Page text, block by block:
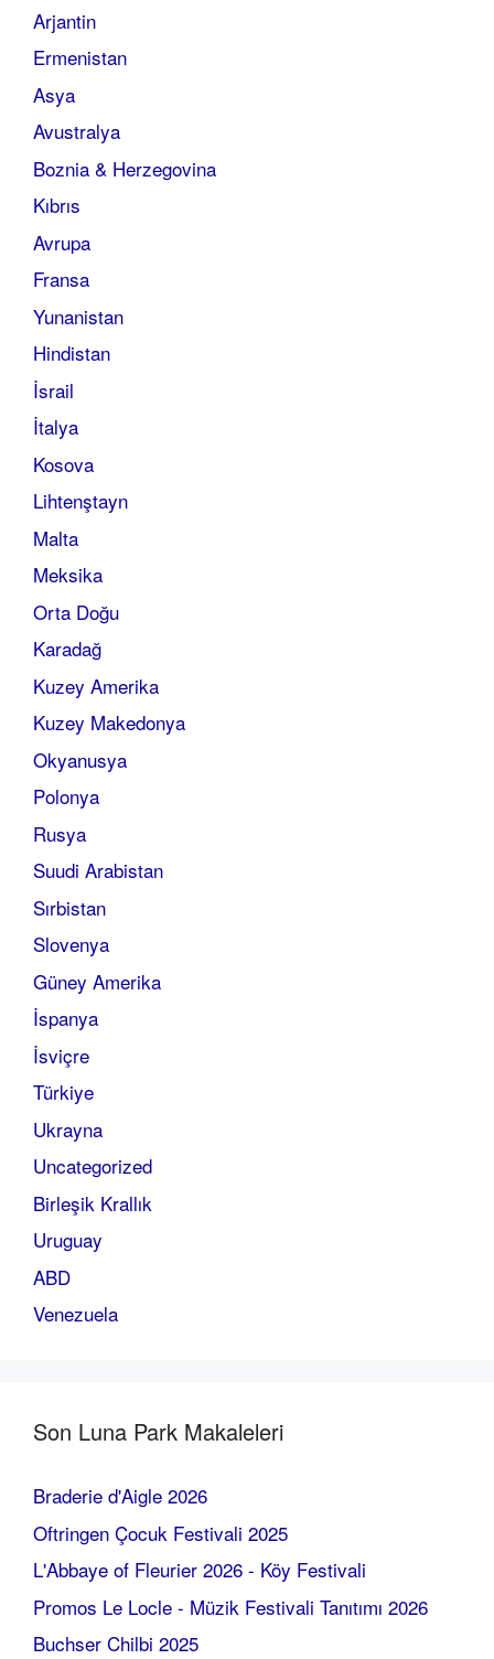
Arjantin
Ermenistan
Asya
Avustralya
Boznia & Herzegovina
Kıbrıs
Avrupa
Fransa
Yunanistan
Hindistan
İsrail
İtalya
Kosova
Lihtenştayn
Malta
Meksika
Orta Doğu
Karadağ
Kuzey Amerika
Kuzey Makedonya
Okyanusya
Polonya
Rusya
Suudi Arabistan
Sırbistan
Slovenya
Güney Amerika
İspanya
İsviçre
Türkiye
Ukrayna
Uncategorized
Birleşik Krallık
Uruguay
ABD
Venezuela
Son Luna Park Makaleleri
Braderie d'Aigle 2026
Oftringen Çocuk Festivali 2025
L'Abbaye of Fleurier 2026 - Köy Festivali
Promos Le Locle - Müzik Festivali Tanıtımı 2026
Buchser Chilbi 2025